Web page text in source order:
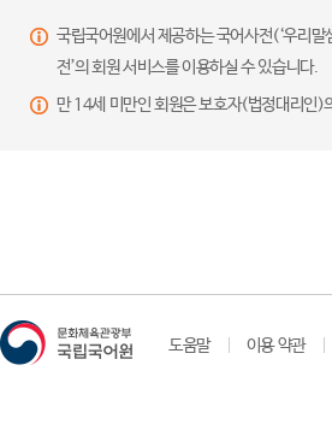
국립국어원에서 제공하는 국어사전(‘우리
전’의 회원 서비스를 이용하실 수 있습니다.
만 14세 미만인 회원은 보호자(법정대리인)
도움말 이용 약관